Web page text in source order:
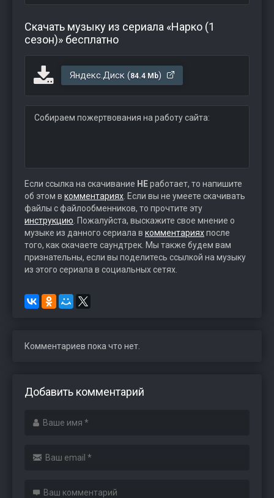
Скачать музыку из сериала «Нарко (1
сезон)» бесплатно
Яндекс.Диск (84.4 Mb)
Собираем пожертвования на работу сайта:
Если ссылка на скачивание НЕработает, то напишите
об этом в комментариях . Если вы не умеете скачивать
файлы с файлообменников, то прочтите эту
инструкцию . Пожалуйста, выскажите свое мнение о
музыке из данного сериала в комментарияхпосле
того, как скачаете саундтрек. Мы также будем вам
признательны, если вы поделитесь ссылкой на музыку
из этого сериала в социальных сетях.
Комментариев пока что нет.
Добавить комментарий